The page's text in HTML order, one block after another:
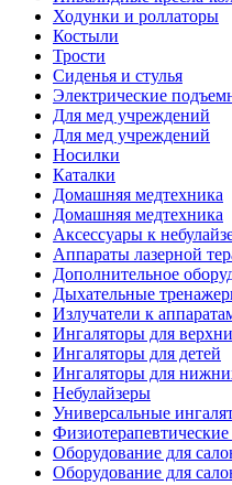
Ходунки и роллаторы
Костыли
Трости
Сиденья и стулья
Электрические
Для мед учреждений
Для мед учреждений
Носилки
Каталки
Домашняя медтехника
Домашняя медтехника
Аксессуары к
Аппараты лазерной
Дополнительное
Дыхательные
Излучатели к
Ингаляторы для
Ингаляторы для детей
Ингаляторы для
Небулайзеры
Универсальные
Оборудование для
Оборудование для